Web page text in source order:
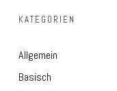
KATEGORIEN
Allgemein
Basisch